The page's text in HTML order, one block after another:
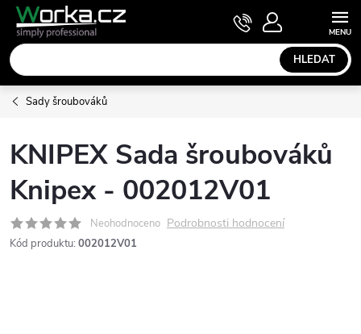
Přejít
obsah
HLEDAT
NÁKUPNÍ
KOŠÍK
Sady šroubováků
KNIPEX Sada šroubováků
Knipex - 002012V01
Neohodnoceno Podrobnosti hodnocení
Kód produktu: 002012V01